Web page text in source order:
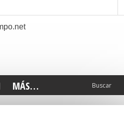
MÁS…
INTERIOR